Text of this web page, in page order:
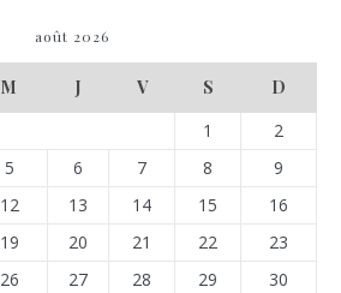
août 2026
M J V S
D
1
2
5 6 7 8
9
12 13 14 15
16
19 20 21 22
23
26 27 28 29
30